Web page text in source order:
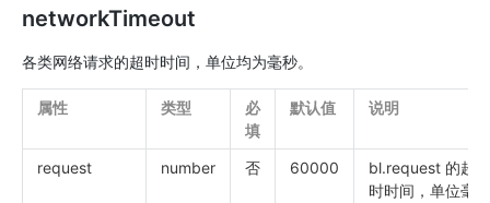
networkTimeout
各类网络请求的超时时间，单位均为毫秒。
属性 类型
必
填
默认值 说明
request number 否 60000
bl.request 的超
时时间，单位毫